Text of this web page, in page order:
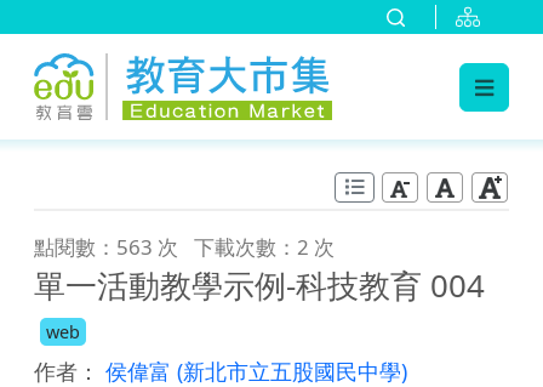
點閱數：563 次 下載次數：2 次
單一活動教學示例-科技教育 004
web
作者： 侯偉富 (新北市立五股國民中學)